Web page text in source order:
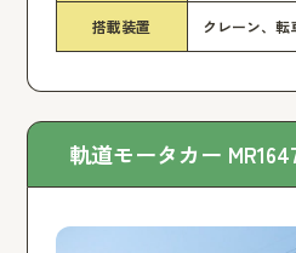
搭載装置 クレーン、
軌道モータカー